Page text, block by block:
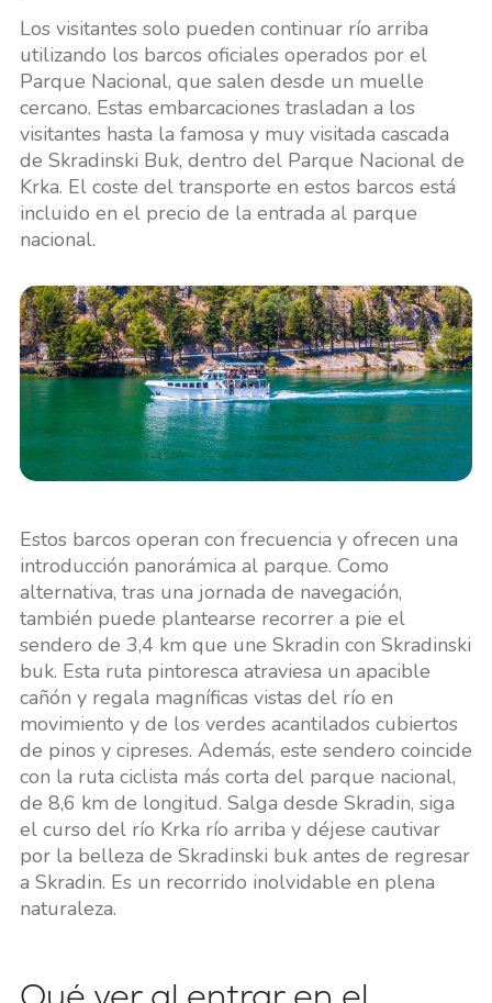
Los visitantes solo pueden continuar río arriba
utilizando los barcos oficiales operados por el
Parque Nacional, que salen desde un muelle
cercano. Estas embarcaciones trasladan a los
visitantes hasta la famosa y muy visitada cascada
de Skradinski Buk, dentro del Parque Nacional de
Krka. El coste del transporte en estos barcos está
incluido en el precio de la entrada al parque
nacional.
Estos barcos operan con frecuencia y ofrecen una
introducción panorámica al parque. Como
alternativa, tras una jornada de navegación,
también puede plantearse recorrer a pie el
sendero de 3,4 km que une Skradin con Skradinski
buk. Esta ruta pintoresca atraviesa un apacible
cañón y regala magníficas vistas del río en
movimiento y de los verdes acantilados cubiertos
de pinos y cipreses. Además, este sendero coincide
con la ruta ciclista más corta del parque nacional,
de 8,6 km de longitud. Salga desde Skradin, siga
el curso del río Krka río arriba y déjese cautivar
por la belleza de Skradinski buk antes de regresar
a Skradin. Es un recorrido inolvidable en plena
naturaleza.